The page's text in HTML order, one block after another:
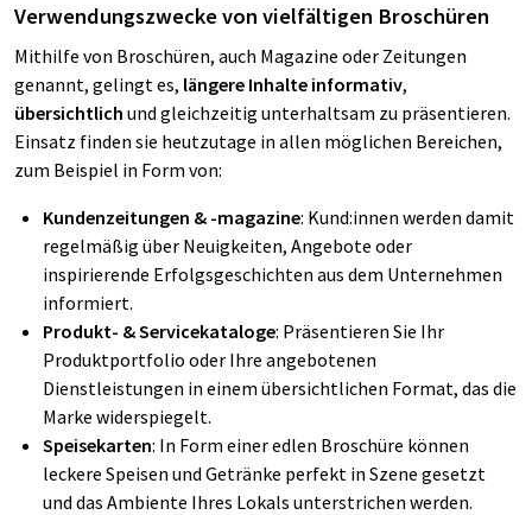
Verwendungszwecke von vielfältigen Broschüren
Mithilfe von Broschüren, auch Magazine oder Zeitungen
genannt, gelingt es, längere Inhalte informativ,
übersichtlich und gleichzeitig unterhaltsam zu präsentieren.
Einsatz finden sie heutzutage in allen möglichen Bereichen,
zum Beispiel in Form von:
Kundenzeitungen & -magazine: Kund:innen werden damit
regelmäßig über Neuigkeiten, Angebote oder
inspirierende Erfolgsgeschichten aus dem Unternehmen
informiert.
Produkt- & Servicekataloge: Präsentieren Sie Ihr
Produktportfolio oder Ihre angebotenen
Dienstleistungen in einem übersichtlichen Format, das die
Marke widerspiegelt.
Speisekarten: In Form einer edlen Broschüre können
leckere Speisen und Getränke perfekt in Szene gesetzt
und das Ambiente Ihres Lokals unterstrichen werden.